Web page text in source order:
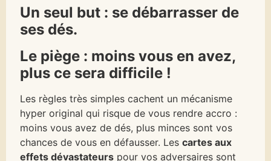
Un seul but : se débarrasser de
ses dés.
Le piège : moins vous en avez,
plus ce sera difficile !
Les règles très simples cachent un mécanisme
hyper original qui risque de vous rendre accro :
moins vous avez de dés, plus minces sont vos
chances de vous en défausser. Lescartes aux
effets dévastateurs pour vos adversaires sont